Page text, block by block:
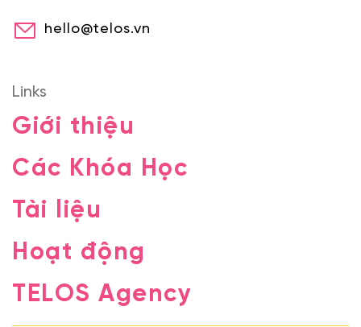
hello@telos.vn
Links
Giới thiệu
Các Khóa Học
Tài liệu
Hoạt động
TELOS Agency